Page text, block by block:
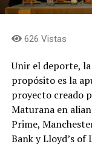
626 Vistas
Unir el deporte,
propósito es la
proyecto creado
Maturana en
Prime,
Bank y Lloyd’s of